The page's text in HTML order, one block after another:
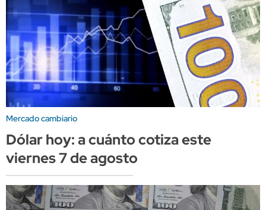
Mercado cambiario
Dólar hoy: a cuánto cotiza este
viernes 7 de agosto